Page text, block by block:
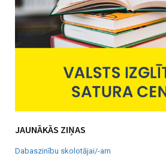
JAUNĀKĀS ZIŅAS
Dabaszinību skolotājai/-am